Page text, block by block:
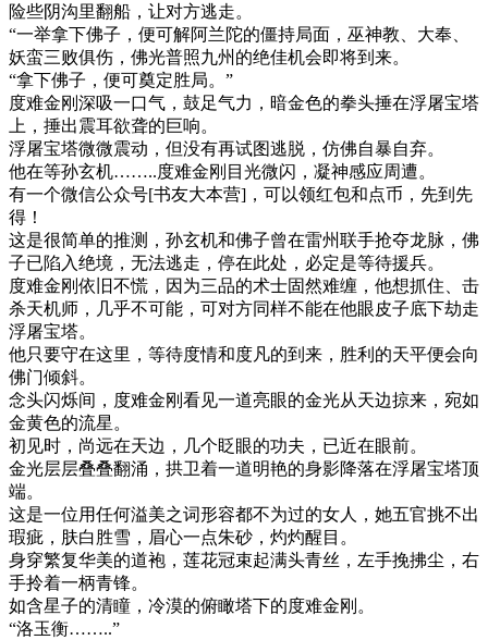
险些阴沟里翻船，让对方逃走。
“一举拿下佛子，便可解阿兰陀的僵持局面，巫神教、大奉、
妖蛮三败俱伤，佛光普照九州的绝佳机会即将到来。
“拿下佛子，便可奠定胜局。”
度难金刚深吸一口气，鼓足气力，暗金色的拳头捶在浮屠宝塔
上，捶出震耳欲聋的巨响。
浮屠宝塔微微震动，但没有再试图逃脱，仿佛自暴自弃。
他在等孙玄机……..度难金刚目光微闪，凝神感应周遭。
有一个微信公众号[书友大本营]，可以领红包和点币，先到先
得！
这是很简单的推测，孙玄机和佛子曾在雷州联手抢夺龙脉，佛
子已陷入绝境，无法逃走，停在此处，必定是等待援兵。
度难金刚依旧不慌，因为三品的术士固然难缠，他想抓住、击
杀天机师，几乎不可能，可对方同样不能在他眼皮子底下劫走
浮屠宝塔。
他只要守在这里，等待度情和度凡的到来，胜利的天平便会向
佛门倾斜。
念头闪烁间，度难金刚看见一道亮眼的金光从天边掠来，宛如
金黄色的流星。
初见时，尚远在天边，几个眨眼的功夫，已近在眼前。
金光层层叠叠翻涌，拱卫着一道明艳的身影降落在浮屠宝塔顶
端。
这是一位用任何溢美之词形容都不为过的女人，她五官挑不出
瑕疵，肤白胜雪，眉心一点朱砂，灼灼醒目。
身穿繁复华美的道袍，莲花冠束起满头青丝，左手挽拂尘，右
手拎着一柄青锋。
如含星子的清瞳，冷漠的俯瞰塔下的度难金刚。
“洛玉衡……..”